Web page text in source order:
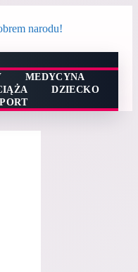
MEDYCYNA
DZIECKO